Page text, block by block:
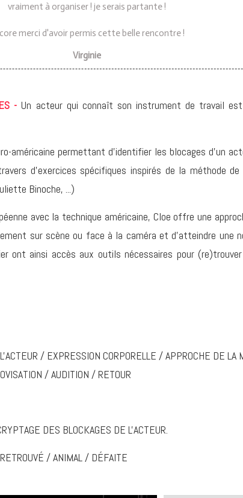
vraiment à organiser ! je serais partante !
merci d'avoir permis cette belle rencontre !
Virginie
-Un acteur qui connaît son instrument de travail
américaine permettant d'identifier les blocages d'un
d'exercices spécifiques inspirés de la méthode
Binoche, ...)
avec la technique américaine, Cloe offre une
sur scène ou face à la caméra et d'atteindre une
ont ainsi accès aux outils nécessaires pour
/ EXPRESSION CORPORELLE / APPROCHE DE LA
/ AUDITION / RETOUR
DES BLOCKAGES DE L'ACTEUR.
/ ANIMAL / DÉFAITE